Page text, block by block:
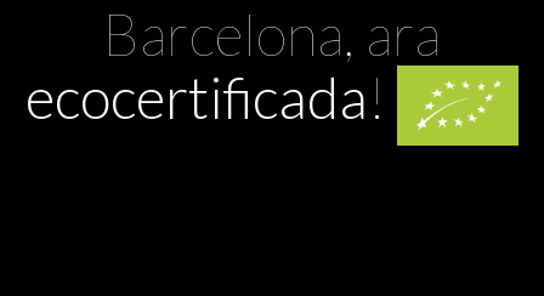
Barcelona, ara
ecocertificada!